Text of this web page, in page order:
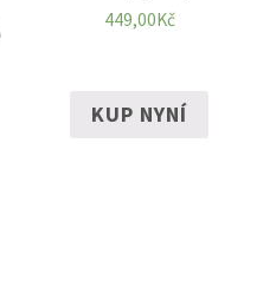
449,00Kč
KUP NYNÍ